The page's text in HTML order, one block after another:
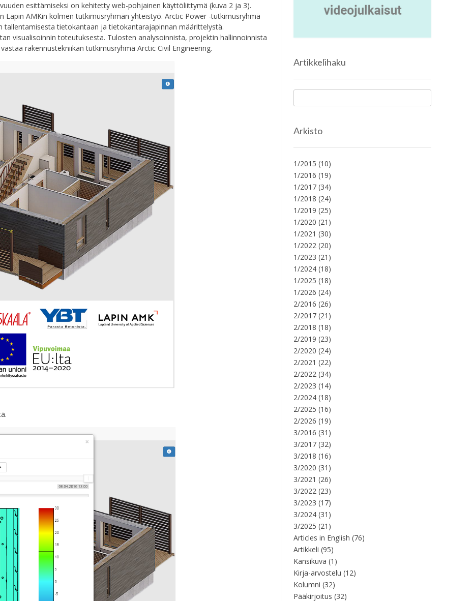
esittämiseksi on kehitetty web-pohjainen käyttöliittymä (kuva 2 ja 3).
AMKin kolmen tutkimusryhmän yhteistyö. Arctic Power -tutkimusryhmä
tietokantaan ja tietokantarajapinnan määrittelystä.
visualisoinnin toteutuksesta. Tulosten analysoinnista, projektin hallinnoinnista
rakennustekniikan tutkimusryhmä Arctic Civil Engineering.
Artikkelihaku
Arkisto
1/2015 (10)
1/2016 (19)
1/2017(34)
1/2018 (24)
1/2019 (25)
1/2020 (21)
1/2021 (30)
1/2022 (20)
1/2023 (21)
1/2024(18)
1/2025 (18)
1/2026 (24)
2/2016 (26)
2/2017(21)
2/2018 (18)
2/2019 (23)
2/2020 (24)
2/2021 (22)
2/2022 (34)
2/2023 (14)
2/2024(18)
2/2025 (16)
2/2026 (19)
3/2016 (31)
3/2017(32)
3/2018 (16)
3/2020 (31)
3/2021 (26)
3/2022 (23)
3/2023 (17)
3/2024(31)
3/2025 (21)
Articles in English (76)
Artikkeli (95)
Kansikuva (1)
Kirja-arvostelu (12)
Kolumni (32)
Pääkirjoitus (32)